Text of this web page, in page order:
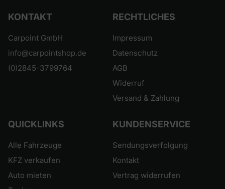
KONTAKT
Carpoint GmbH
info@carpointshop.de
(0)2845-3799764
RECHTLICHES
Impressum
Datenschutz
AGB
Widerruf
Versand & Zahlung
QUICKLINKS
Alle Fahrzeuge
KFZ verkaufen
Auto mieten
KUNDENSERVICE
Sendungsverfolgung
Kontakt
Vertrag widerrufen